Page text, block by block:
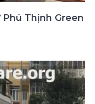
Thịnh Green